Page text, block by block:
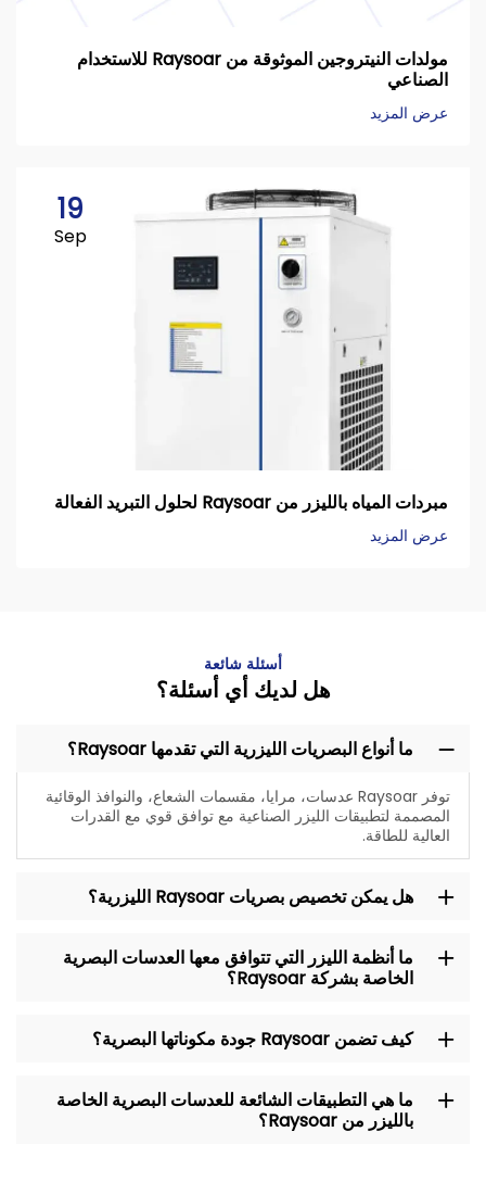
مولدات النيتروجين الموثوقة من Raysoar للاستخدام
الصناعي
عرض المزيد
19
Sep
مبردات المياه بالليزر من Raysoar لحلول التبريد الفعالة
عرض المزيد
أسئلة شائعة
هل لديك أي أسئلة؟
ما أنواع البصريات الليزرية التي تقدمها Raysoar؟
توفر Raysoar عدسات، مرايا، مقسمات الشعاع، والنوافذ الوقائية
المصممة لتطبيقات الليزر الصناعية مع توافق قوي مع القدرات
العالية للطاقة.
هل يمكن تخصيص بصريات Raysoar الليزرية؟
ما أنظمة الليزر التي تتوافق معها العدسات البصرية
الخاصة بشركة Raysoar؟
كيف تضمن Raysoar جودة مكوناتها البصرية؟
ما هي التطبيقات الشائعة للعدسات البصرية الخاصة
بالليزر من Raysoar؟